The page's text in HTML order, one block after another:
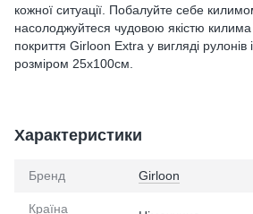
кожної ситуації. Побалуйте себе
насолоджуйтеся чудовою якістю
покриття Girloon Extra у вигляді
розміром 25х100см.
Характеристики
Бренд Girloon
Країна